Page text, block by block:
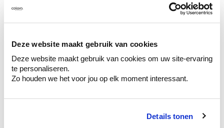
Deze website maakt gebruik van cookies
Deze website maakt gebruik van cookies om uw site-ervaring
te personaliseren.
Zo houden we het voor jou op elk moment interessant.
Details tonen
Ontdek er kleurechte stalen van je
te verfijnen.
Krijg persoonlijk advies om kleuren te
combineren.